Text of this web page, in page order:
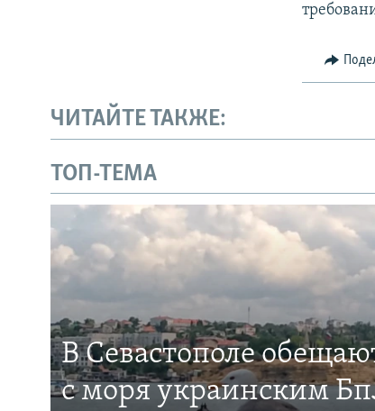
ЧИТАЙТЕ ТАКЖЕ:
ТОП-ТЕМА
В Севастополе
с моря украинским